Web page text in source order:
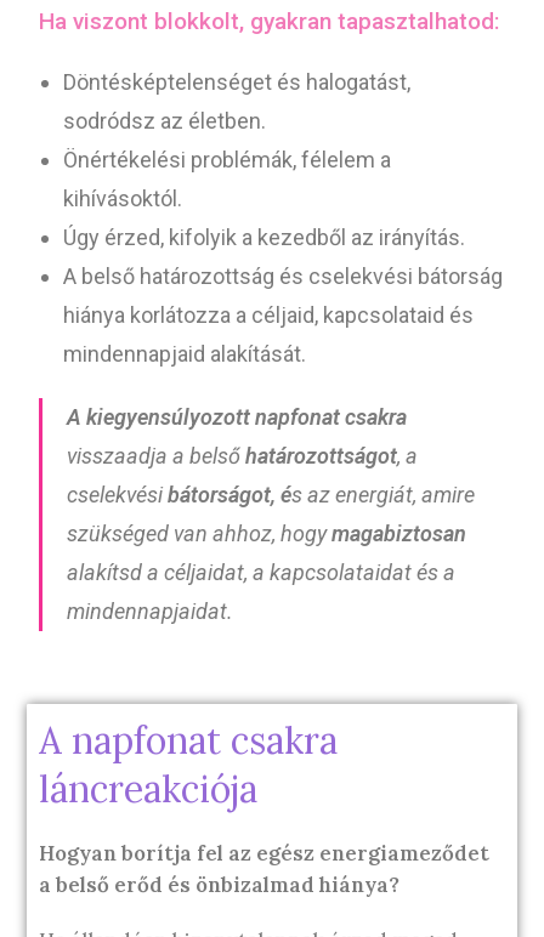
Ha viszont blokkolt, gyakran tapasztalhatod:
Döntésképtelenséget és halogatást,
sodródsz az életben.
Önértékelési problémák, félelem a
kihívásoktól.
Úgy érzed, kifolyik a kezedből az irányítás.
A belső határozottság és cselekvési bátorság
hiánya korlátozza a céljaid, kapcsolataid és
mindennapjaid alakítását.
A kiegyensúlyozott napfonat csakra
visszaadja a belsőhatározottságot, a
cselekvésibátorságot, és az energiát, amire
szükséged van ahhoz, hogymagabiztosan
alakítsd a céljaidat, a kapcsolataidat és a
mindennapjaidat.
A napfonat csakra
láncreakciója
Hogyan borítja fel az egész energiameződet
a belső erőd és önbizalmad hiánya?